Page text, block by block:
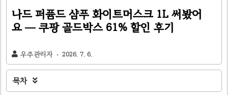
나드 퍼퓸드 샴푸 화이트머스크 1L 써봤어
요 — 쿠팡 골드박스 61% 할인 후기
우주관리자 2026. 7. 6.
목차 